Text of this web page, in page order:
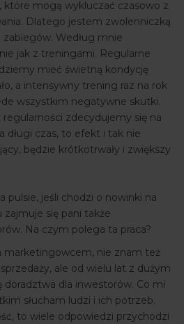
które mogą wykluczać czasowo z
Dlatego jestem zwolenniczką
Według mnie
jak z treningami. Regularne
mieć świetną kondycję
a intensywny trening raz na rok
wszystkim negatywne skutki.
zdecydujemy się na
długi czas, to efekt i tak nie
będzie krótkotrwały i zwiększy
pulsie, jeśli chodzi o nowinki na
zajmuje się pani także
Na czym polega ta praca?
nie znam też
ale od wielu lat z dużym
doradztwa dla inwestorów. Co mi
słucham ludzi i ich potrzeb.
to wiele odpowiedzi przychodzi